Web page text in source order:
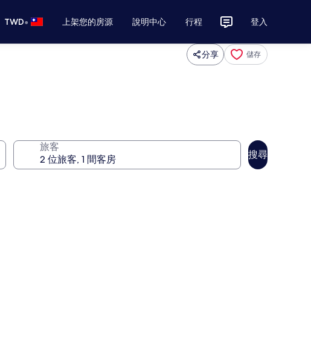
TWD• 上架您的房源 說明中心 行程 登入
分享 儲存
旅客
搜尋